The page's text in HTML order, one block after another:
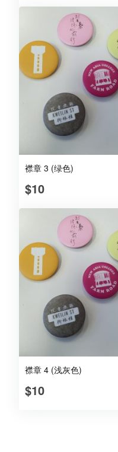
襟章 3 (绿色)
$10
襟章 4 (浅灰色)
$10